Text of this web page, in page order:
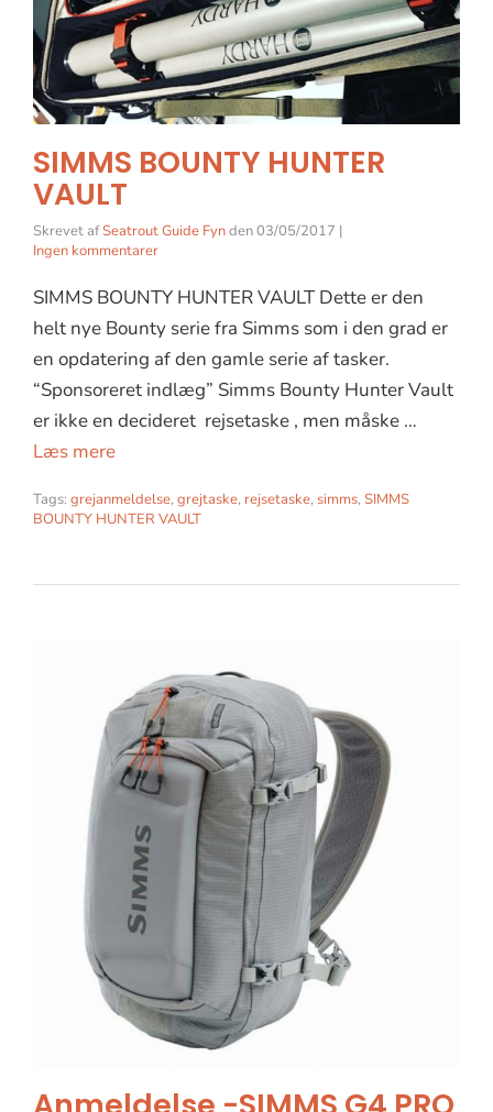
SIMMS BOUNTY HUNTER
VAULT
Skrevet afSeatrout Guide Fynden03/05/2017 |
Ingen kommentarer
SIMMS BOUNTY HUNTER VAULT Dette er den
helt nye Bounty serie fra Simms som i den grad er
en opdatering af den gamle serie af tasker.
“Sponsoreret indlæg” Simms Bounty Hunter Vault
er ikke en decideret rejsetaske , men måske …
Læs mere
Tags: grejanmeldelse, grejtaske, rejsetaske, simms, SIMMS
BOUNTY HUNTER VAULT